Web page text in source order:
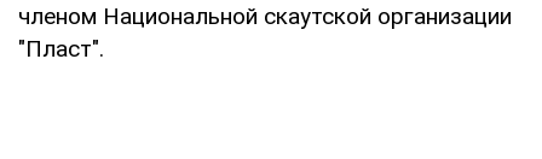
членом Национальной скаутской организации
"Пласт".